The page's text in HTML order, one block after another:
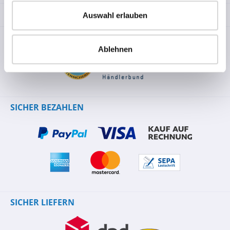
Auswahl erlauben
Ablehnen
SICHER EINKAUFEN
SICHER BEZAHLEN
SICHER LIEFERN